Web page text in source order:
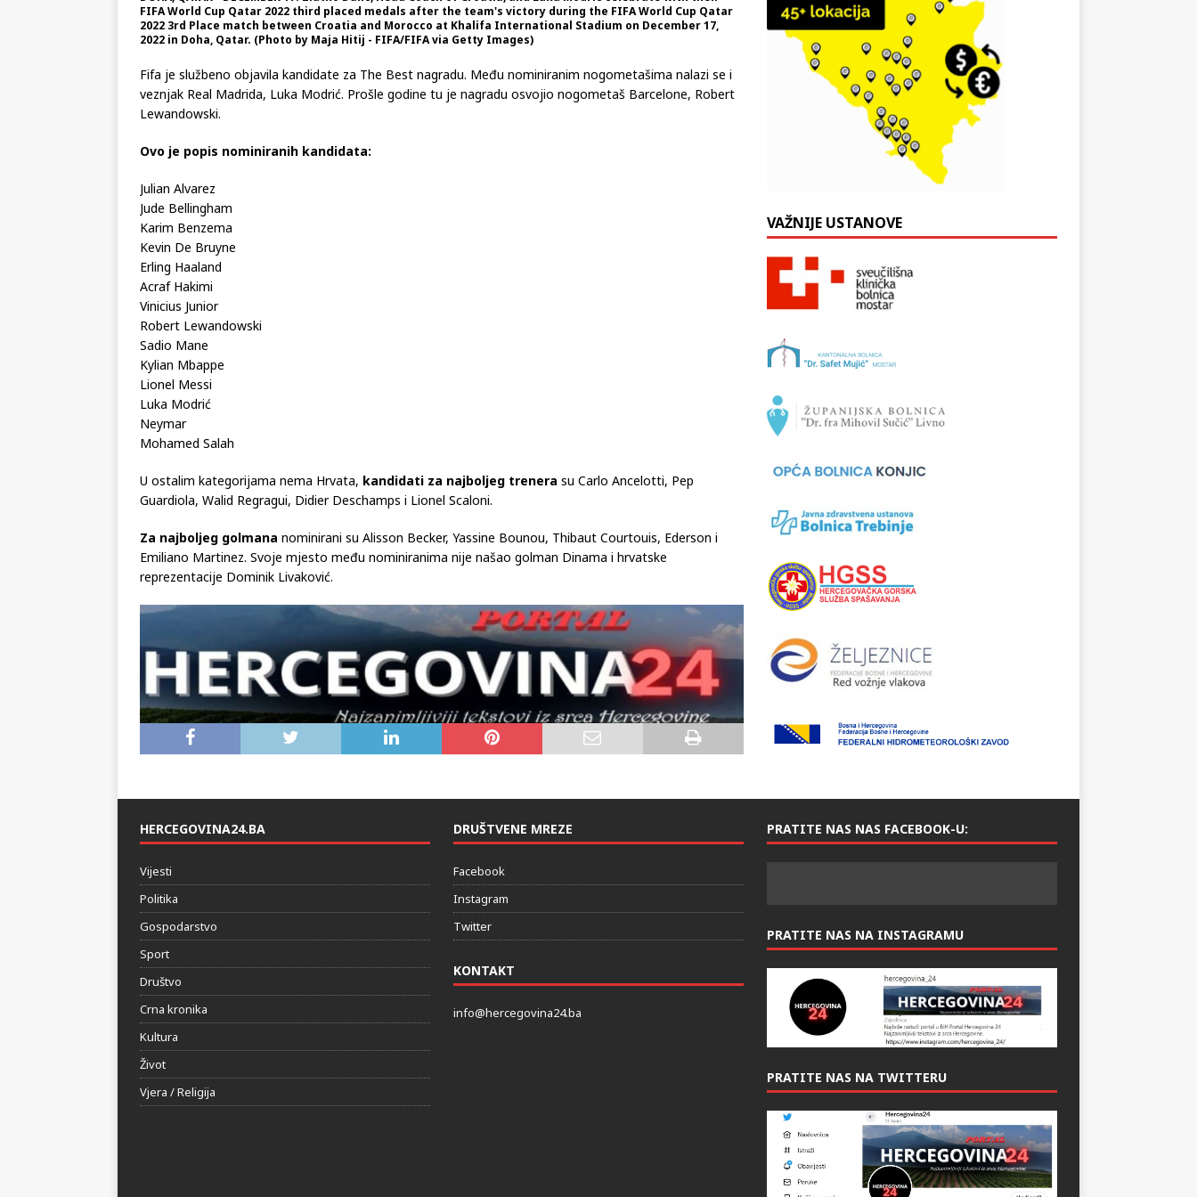
FIFA World Cup Qatar 2022 third placed medals after the team's victory during the FIFA World Cup Qatar
2022 3rd Place match between Croatia and Morocco at Khalifa International Stadium on December 17,
2022 in Doha, Qatar. (Photo by Maja Hitij - FIFA/FIFA via Getty Images)
Fifa je službeno objavila kandidate za The Best nagradu. Među nominiranim nogometašima nalazi se i
veznjak Real Madrida, Luka Modrić. Prošle godine tu je nagradu osvojio nogometaš Barcelone, Robert
Lewandowski.
Ovo je popis nominiranih kandidata:
Julian Alvarez
Jude Bellingham
Karim Benzema
Kevin De Bruyne
Erling Haaland
Acraf Hakimi
Vinicius Junior
Robert Lewandowski
Sadio Mane
Kylian Mbappe
Lionel Messi
Luka Modrić
Neymar
Mohamed Salah
U ostalim kategorijama nema Hrvata, kandidati za najboljeg trenera su Carlo Ancelotti, Pep
Guardiola, Walid Regragui, Didier Deschamps i Lionel Scaloni.
Za najboljeg golmana nominirani su Alisson Becker, Yassine Bounou, Thibaut Courtouis, Ederson i
Emiliano Martinez. Svoje mjesto među nominiranima nije našao golman Dinama i hrvatske
reprezentacije Dominik Livaković.
VAŽNIJE USTANOVE
HERCEGOVINA24.BA
Vijesti
Politika
Gospodarstvo
Sport
Društvo
Crna kronika
Kultura
Život
Vjera / Religija
DRUŠTVENE MREZE
Facebook
Instagram
Twitter
KONTAKT
info@hercegovina24.ba
PRATITE NAS NAS FACEBOOK-U:
PRATITE NAS NA INSTAGRAMU
PRATITE NAS NA TWITTERU